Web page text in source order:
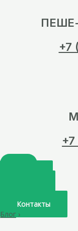
+7
Контакты
Блог ›